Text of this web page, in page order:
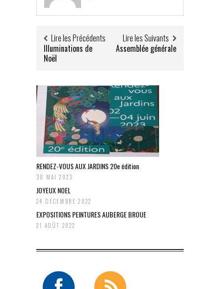
Lire les Précédents
Illuminations de
Noël
Lire les Suivants
Assemblée générale
RENDEZ-VOUS AUX JARDINS 20e édition
30 MAI 2023
JOYEUX NOEL
24 DÉCEMBRE 2022
EXPOSITIONS PEINTURES AUBERGE BROUE
21 AOÛT 2022